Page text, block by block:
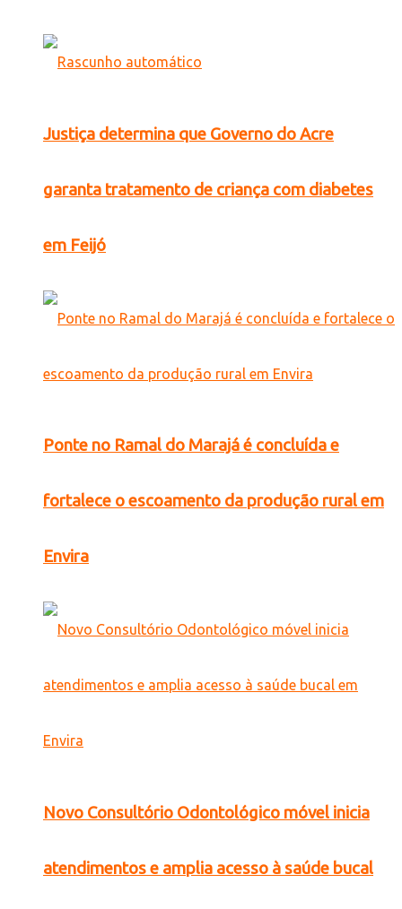
Justiça determina que Governo do Acre
garanta tratamento de criança com diabetes
em Feijó
Ponte no Ramal do Marajá é concluída e
fortalece o escoamento da produção rural em
Envira
Novo Consultório Odontológico móvel inicia
atendimentos e amplia acesso à saúde bucal